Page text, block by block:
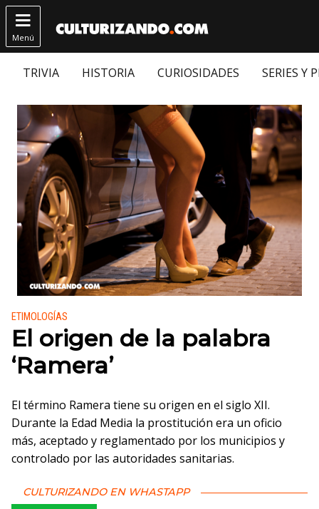

Menú
TRIVIA HISTORIA CURIOSIDADES SERIES Y
Publicado en:
ETIMOLOGÍAS
El origen de la palabra
‘Ramera’
El término Ramera tiene su origen en el siglo XII.
Durante la Edad Media la prostitución era un oficio
más, aceptado y reglamentado por los municipios y
controlado por las autoridades sanitarias.
CULTURIZANDO EN WHASTAPP